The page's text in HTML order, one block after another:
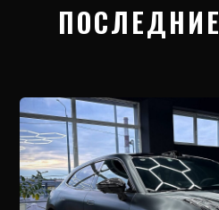
ПОСЛЕДНИЕ